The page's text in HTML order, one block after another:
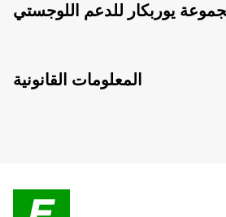
يوربكار للدعم اللوجستي
المعلومات القانونية